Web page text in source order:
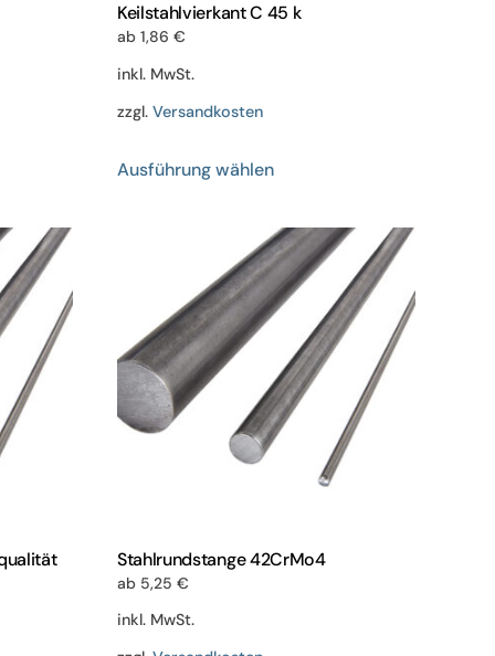
Keilstahlvierkant C 45 k
ab 1,86 €
inkl. MwSt.
zzgl. Versandkosten
Ausführung wählenProdukt
mehrere
Varianten
auf.
Die
Optionen
können
auf
der
Produktseite
gewählt
Stahlrundstange 42CrMo4
ab 5,25 €
inkl. MwSt.